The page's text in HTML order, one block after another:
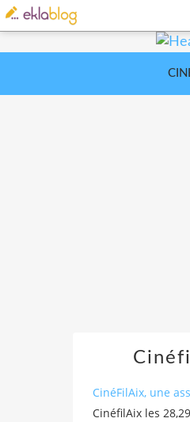
CinéFilAix, une
CinéfilAix les